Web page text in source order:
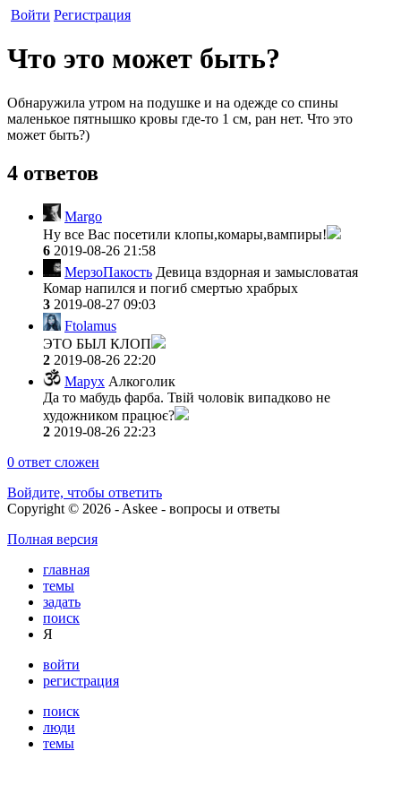
Войти Регистрация
Что это может быть?
Обнаружила утром на подушке и на одежде со спины
маленькое пятнышко кровы где-то 1 см, ран нет. Что это
может быть?)
4 ответов
Margo
Ну все Вас посетили клопы,комары,вампиры!
6 2019-08-26 21:58
МерзоПакость Девица вздорная и замысловатая
Комар напился и погиб смертью храбрых
3 2019-08-27 09:03
Ftolamus
ЭТО БЫЛ КЛОП
2 2019-08-26 22:20
Mapyx Алкоголик
Да то мабудь фарба. Твій чоловік випадково не
художником працює?
2 2019-08-26 22:23
0 ответ сложен
Войдите, чтобы ответить
Copyright © 2026 - Askee - вопросы и ответы
Полная версия
главная
темы
задать
поиск
Я
войти
регистрация
поиск
люди
темы